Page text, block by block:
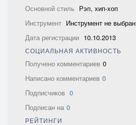
Основной стиль Рэп, хип-хоп
Инструмент Инструмент не выбран
Дата регистрации 10.10.2013
СОЦИАЛЬНАЯ АКТИВНОСТЬ
Получено комментариев 0
Написано комментариев 0
Подписчиков 0
Подписан на 0
РЕЙТИНГИ